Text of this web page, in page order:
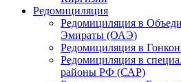
Редомициляция
Редомициляция в
Эмираты (ОАЭ)
Редомициляция в
Редомициляция в
районы РФ (САР)